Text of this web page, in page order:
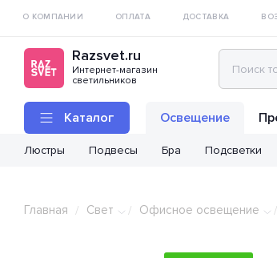
О КОМПАНИИ ОПЛАТА ДОСТАВКА
Razsvet.ru
Интернет-магазин
светильников
Каталог Освещение
Люстры Подвесы Бра Подсветки
Главная / Свет / Офисное освещение /